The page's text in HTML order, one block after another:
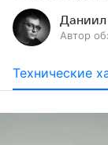
Даниил
Автор
Технические